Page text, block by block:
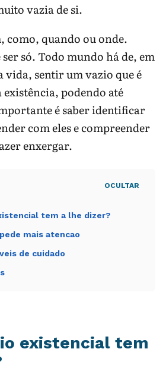
vazia de si.
como, quando ou onde.
só. Todo mundo há de, em
vida, sentir um vazio que é
podendo até
é saber identificar
com eles e compreender
enxergar.
OCULTAR
tem a lhe dizer?
mais atencao
de cuidado
existencial tem